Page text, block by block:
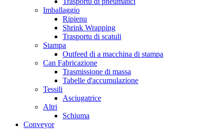
Imballaggio
Ripienu
Shrink Wrapping
Trasportu di scatuli
Stampa
Outfeed di a macchina di stampa
Can Fabricazione
Trasmissione di massa
Tabelle d'accumulazione
Tessili
Asciugatrice
Altri
Schiuma
Conveyor